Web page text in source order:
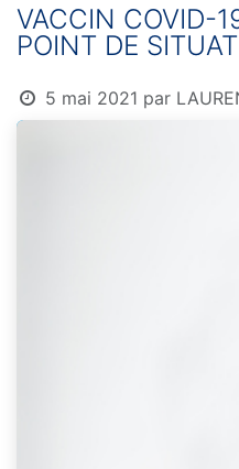
VACCIN COVID-
POINT DE
5 mai 2021 par